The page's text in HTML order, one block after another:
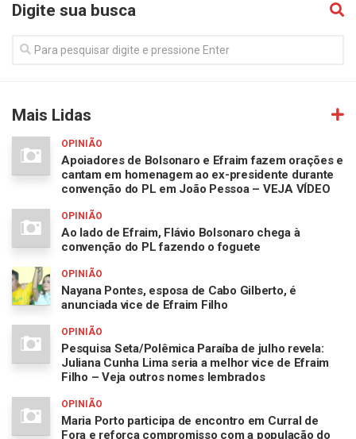
Digite sua busca
Mais Lidas
OPINIÃO
Apoiadores de Bolsonaro e Efraim fazem orações e
cantam em homenagem ao ex-presidente durante
convenção do PL em João Pessoa – VEJA VÍDEO
OPINIÃO
Ao lado de Efraim, Flávio Bolsonaro chega à
convenção do PL fazendo o foguete
OPINIÃO
Nayana Pontes, esposa de Cabo Gilberto, é
anunciada vice de Efraim Filho
OPINIÃO
Pesquisa Seta/Polêmica Paraíba de julho revela:
Juliana Cunha Lima seria a melhor vice de Efraim
Filho – Veja outros nomes lembrados
OPINIÃO
Maria Porto participa de encontro em Curral de
Fora e reforça compromisso com a população do